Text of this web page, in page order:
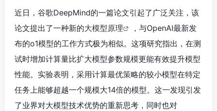
近日，谷歌DeepMind的一篇论文引起了广泛关注，该
论文提出了一种新的大模型原理
，与OpenAI最新发
布的o1模型的工作方式极为相似。这项研究指出，在测
试时增加计算量比扩大模型参数规模更能有效提升模型
性能。实验表明，采用计算最优策略的较小模型在特定
任务上能够超越一个规模大14倍的模型。这一发现引发
了业界对大模型技术优势的重新思考，同时也对